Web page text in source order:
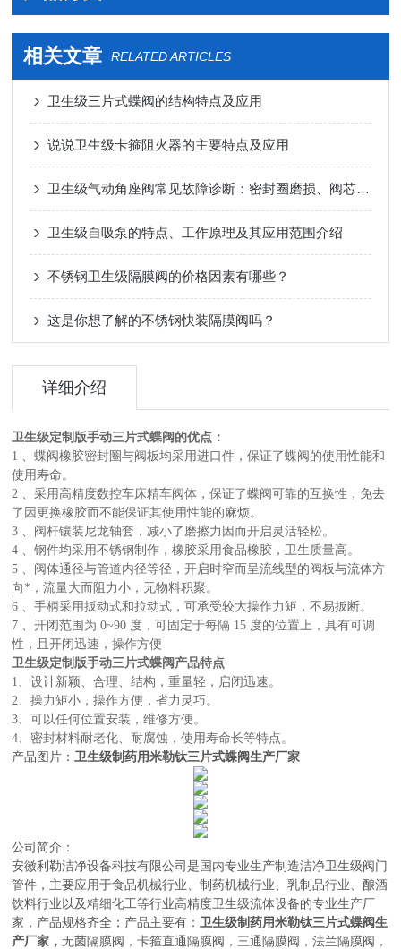
相关文章 RELATED ARTICLES
卫生级三片式蝶阀的结构特点及应用
说说卫生级卡箍阻火器的主要特点及应用
卫生级气动角座阀常见故障诊断：密封圈磨损、阀芯卡滞与气源压力不稳
卫生级自吸泵的特点、工作原理及其应用范围介绍
不锈钢卫生级隔膜阀的价格因素有哪些？
这是你想了解的不锈钢快装隔膜阀吗？
详细介绍
卫生级定制版手动三片式蝶阀 的优点：
1 、蝶阀橡胶密封圈与阀板均采用进口件，保证了蝶阀的使用性能和
使用寿命。
2 、采用高精度数控车床精车阀体，保证了蝶阀可靠的互换性，免去
了因更换橡胶而不能保证其使用性能的麻烦。
3 、阀杆镶装尼龙轴套，减小了磨擦力因而开启灵活轻松。
4 、钢件均采用不锈钢制作，橡胶采用食品橡胶，卫生质量高。
5 、阀体通径与管道内径等径，开启时窄而呈流线型的阀板与流体方
向*，流量大而阻力小，无物料积聚。
6 、手柄采用扳动式和拉动式，可承受较大操作力矩，不易扳断。
7 、开闭范围为 0~90 度，可固定于每隔 15 度的位置上，具有可调
性，且开闭迅速，操作方便
卫生级定制版手动三片式蝶阀 产品特点
1、设计新颖、合理、结构，重量轻，启闭迅速。
2、操力矩小，操作方便，省力灵巧。
3、可以任何位置安装，维修方便。
4、密封材料耐老化、耐腐蚀，使用寿命长等特点。
产品图片： 卫生级制药用米勒钛三片式蝶阀生产厂家
公司简介：
安徽利勒洁净设备科技有限公司是 国内专业生产制造洁净卫生级阀门
管件，主要应用于食品机械行业、制药机械行业、乳制品行业、酿酒
饮料行业以及精细化工等行业高精度卫生级流体设备的专业生产厂
家， 产品规格齐全；产品主要有：卫生级制药用米勒钛三片式蝶阀生
产厂家，无菌隔膜阀 ，卡箍直通隔膜阀，三通隔膜阀，法兰隔膜阀，